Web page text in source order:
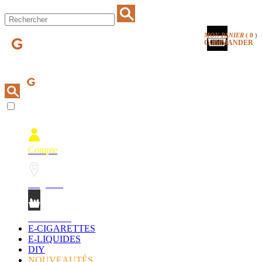
MON PANIER ( 0 )
COMMANDER
Compte
E-CIGARETTES
E-LIQUIDES
DIY
NOUVEAUTÉS